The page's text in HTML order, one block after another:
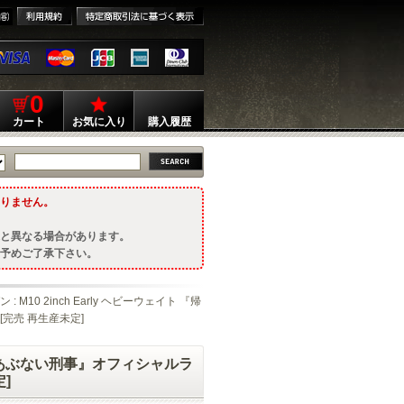
0
カート お気に入り 購入履歴
ません。
異なる場合があります。
めご了承下さい。
: M10 2inch Early ヘビーウェイト 『帰
売 再生産未定]
ない刑事』オフィシャルラ
]